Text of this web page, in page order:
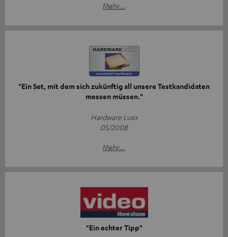
Mehr...
"Ein Set, mit dem sich zukünftig all unsere Testkandidaten
messen müssen."
Hardware Luxx
05/2008
Mehr...
"Ein echter Tipp"